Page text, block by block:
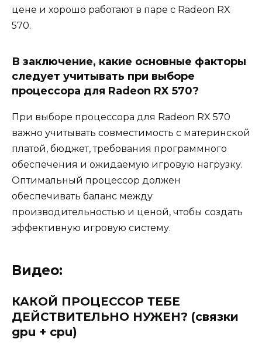
цене и хорошо работают в паре с Radeon RX
570.
В заключение, какие основные факторы
следует учитывать при выборе
процессора для Radeon RX 570?
При выборе процессора для Radeon RX 570
важно учитывать совместимость с материнской
платой, бюджет, требования программного
обеспечения и ожидаемую игровую нагрузку.
Оптимальный процессор должен
обеспечивать баланс между
производительностью и ценой, чтобы создать
эффективную игровую систему.
Видео:
КАКОЙ ПРОЦЕССОР ТЕБЕ
ДЕЙСТВИТЕЛЬНО НУЖЕН? (связки
gpu + cpu)